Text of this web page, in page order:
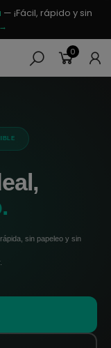
— ¡Fácil, rápido y sin
0
sin papeleo y sin